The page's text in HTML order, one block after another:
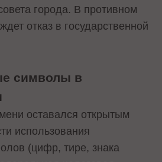
города. В противном
отказ в государственной
символы в
оставался открытым
использования
(цифр, тире, знака